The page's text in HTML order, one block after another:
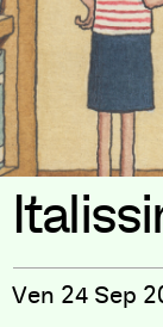
Ven 24 Sep